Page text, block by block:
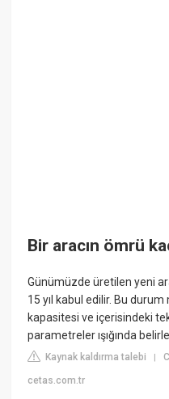
Bir aracın ömrü
Günümüzde üretilen yeni
15 yıl kabul edilir. Bu
kapasitesi ve içerisindeki
parametreler ışığında
Kaynak kaldırma talebi |
cetas.com.tr